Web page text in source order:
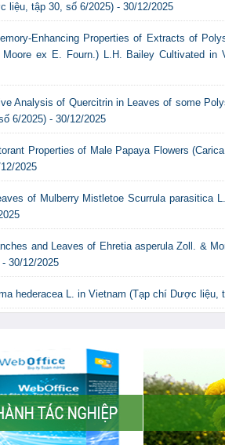
liệu, tập 30, số 6/2025) - 30/12/2025
Enhancing Properties of Extracts of
ex E. Fourn.) L.H. Bailey Cultivated in
Analysis of Quercitrin in Leaves of some
6/2025) - 30/12/2025
Properties of Male Papaya Flowers
2025
of Mulberry Mistletoe Scurrula parasitica
and Leaves of Ehretia asperula Zoll. &
30/12/2025
hederacea L. in Vietnam (Tạp chí Dược liệu,